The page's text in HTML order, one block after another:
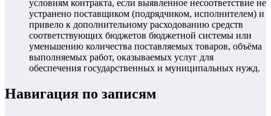
условиям контракта, если выявленное несоответствие не
устранено поставщиком (подрядчиком, исполнителем) и
привело к дополнительному расходованию средств
соответствующих бюджетов бюджетной системы или
уменьшению количества поставляемых товаров, объёма
выполняемых работ, оказываемых услуг для
обеспечения государственных и муниципальных нужд.
Навигация по записям